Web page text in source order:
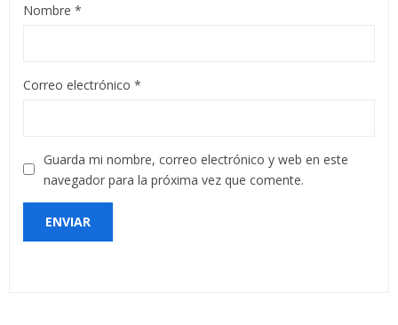
Nombre *
Correo electrónico *
Guarda mi nombre, correo electrónico y web en este
navegador para la próxima vez que comente.